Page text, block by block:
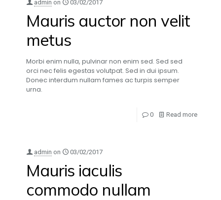
admin on 03/02/2017
Mauris auctor non velit
metus
Morbi enim nulla, pulvinar non enim sed. Sed sed
orci nec felis egestas volutpat. Sed in dui ipsum.
Donec interdum nullam fames ac turpis semper
urna.
0 Read more
admin on 03/02/2017
Mauris iaculis
commodo nullam